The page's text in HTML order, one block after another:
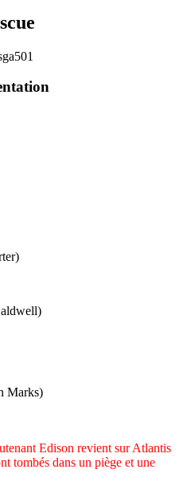
Marks)
Edison revient sur Atlantis
tombés dans un piège et une